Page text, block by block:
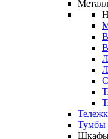
Тумбы
Шкафы